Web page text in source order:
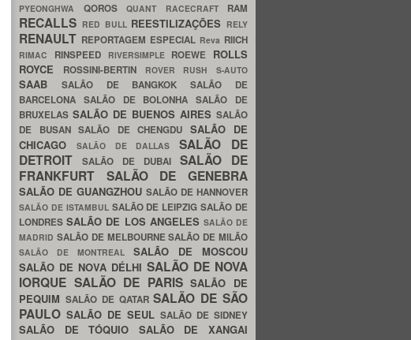
PYEONGHWA QOROS QUANT RACECRAFT RAM
RECALLS RED BULL REESTILIZAÇÕES RELY
RENAULT REPORTAGEM ESPECIAL Reva RIICH
RIMAC RINSPEED RIVERSIMPLE ROEWE ROLLS
ROYCE
ROSSINI-BERTIN ROVER RUSH S-AUTO
SAAB SALÃO DE BANGKOKSALÃO DE
BARCELONA SALÃO DE BOLONHASALÃO DE
BRUXELAS SALÃO DE BUENOS AIRES SALÃO
DE BUSAN SALÃO DE CHENGDU SALÃO DE
CHICAGO
SALÃO DE DALLASSALÃO DE
DETROIT
SALÃO DE DUBAI SALÃO DE
FRANKFURT SALÃO DE GENEBRA
SALÃO DE GUANGZHOU SALÃO DE HANNOVER
SALÃO DE ISTAMBUL SALÃO DE LEIPZIGSALÃO DE
LONDRESSALÃO DE LOS ANGELES SALÃO DE
MADRID SALÃO DE MELBOURNESALÃO DE MILÃO
SALÃO DE MONTREAL SALÃO DE MOSCOU
SALÃO DE NOVA DÉLHI SALÃO DE NOVA
IORQUE SALÃO DE PARISSALÃO DE
PEQUIM SALÃO DE QATARSALÃO DE SÃO
PAULO SALÃO DE SEUL SALÃO DE SIDNEY
SALÃO DE TÓQUIO SALÃO DE XANGAI